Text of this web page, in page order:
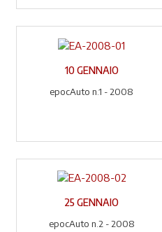
10 GENNAIO
epocAuto n.1 - 2008
25 GENNAIO
epocAuto n.2 - 2008